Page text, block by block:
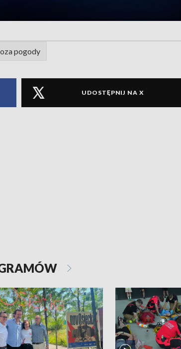
pogody
UDOSTĘPNIJ NA X